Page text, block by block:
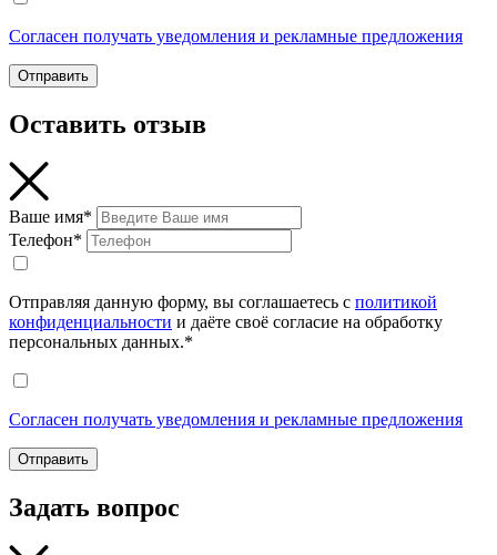
Согласен получать уведомления и рекламные предложения
Отправить
Оставить отзыв
Ваше имя*
Телефон*
Отправляя данную форму, вы соглашаетесь с политикой
конфиденциальности и даёте своё согласие на обработку
персональных данных.*
Согласен получать уведомления и рекламные предложения
Отправить
Задать вопрос